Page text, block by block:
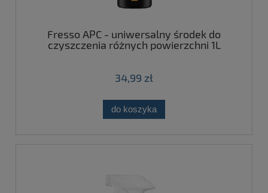
Fresso APC - uniwersalny środek do
czyszczenia różnych powierzchni 1L
34,99 zł
do koszyka